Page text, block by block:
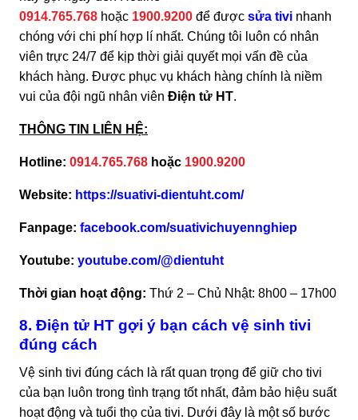
0914.765.768 hoặc 1900.9200 để được sửa tivi nhanh
chóng với chi phí hợp lí nhất. Chúng tôi luôn có nhân
viên trực 24/7 để kịp thời giải quyết mọi vấn đề của
khách hàng. Được phục vụ khách hàng chính là niềm
vui của đội ngũ nhân viên Điện tử HT.
THÔNG TIN LIÊN HỆ:
Hotline: 0914.765.768 hoặc 1900.9200
Website: https://suativi-dientuht.com/
Fanpage: facebook.com/suativichuyennghiep
Youtube: youtube.com/@dientuht
Thời gian hoạt động: Thứ 2 – Chủ Nhật: 8h00 – 17h00
8. Điện tử HT gợi ý bạn cách vệ sinh tivi
đúng cách
Vệ sinh tivi đúng cách là rất quan trọng để giữ cho tivi
của bạn luôn trong tình trạng tốt nhất, đảm bảo hiệu suất
hoạt động và tuổi thọ của tivi. Dưới đây là một số bước